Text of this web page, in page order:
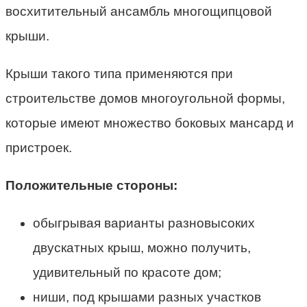
восхитительный ансамбль многощипцовой
крыши.
Крыши такого типа применяются при
строительстве домов многоугольной формы,
которые имеют множество боковых мансард и
пристроек.
Положительные стороны:
обыгрывая варианты разновысоких
двускатных крыш, можно получить,
удивительный по красоте дом;
ниши, под крышами разных участков